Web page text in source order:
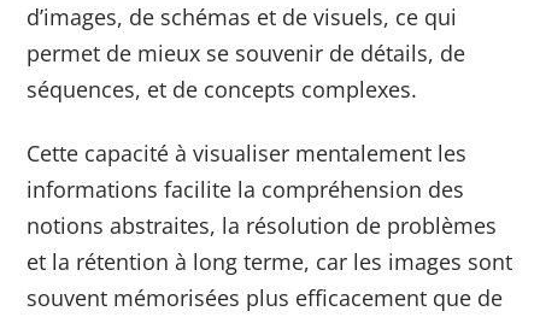
d’images, de schémas et de visuels, ce qui
permet de mieux se souvenir de détails, de
séquences, et de concepts complexes.
Cette capacité à visualiser mentalement les
informations facilite la compréhension des
notions abstraites, la résolution de problèmes
et la rétention à long terme, car les images sont
souvent mémorisées plus efficacement que de